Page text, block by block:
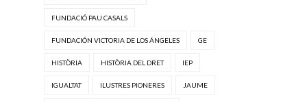
FUNDACIÓ PAU CASALS
FUNDACIÓN VICTORIA DE LOS ÁNGELES GE
HISTÒRIA HISTÒRIA DEL DRET IEP
IGUALTAT ILUSTRES PIONERES JAUME